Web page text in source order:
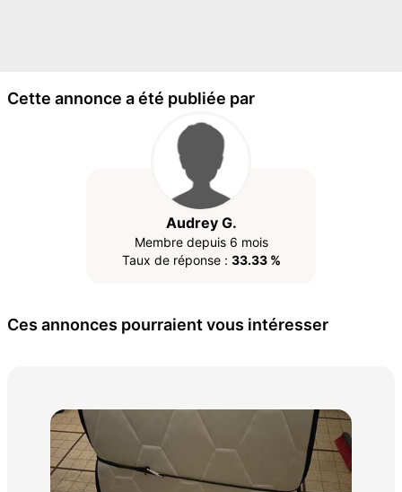
Cette annonce a été publiée par
Audrey G.
Membre depuis 6 mois
Taux de réponse : 33.33 %
Ces annonces pourraient vous intéresser